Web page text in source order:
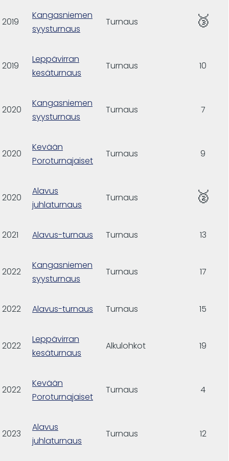
2019
Kangasniemen
syysturnaus
Turnaus 🥉
2019
Leppävirran
kesäturnaus
Turnaus 10
2020
Kangasniemen
syysturnaus
Turnaus 7
2020
Kevään
Poroturnajaiset
Turnaus 9
2020
Alavus
juhlaturnaus
Turnaus 🥈
2021 Alavus-turnaus Turnaus 13
2022
Kangasniemen
syysturnaus
Turnaus 17
2022 Alavus-turnaus Turnaus 15
2022
Leppävirran
kesäturnaus
Alkulohkot 19
2022
Kevään
Poroturnajaiset
Turnaus 4
2023
Alavus
juhlaturnaus
Turnaus 12